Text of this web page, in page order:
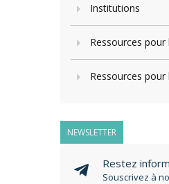
Institutions
Ressources
Ressources
NEWSLETTER
Restez
Souscrivez à